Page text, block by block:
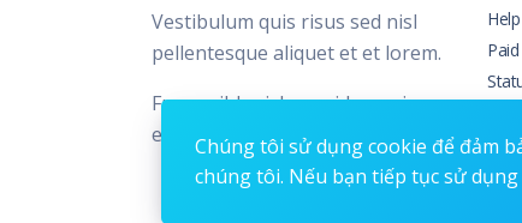
Vestibulum quis risus sed nisl
pellentesque aliquet et et lorem.
Fusce nibh nisl, gravida nec ipsum
eu, feugiat condimentum velit.
Chúng tôi sử dụng cookie để đảm
chúng tôi. Nếu bạn tiếp tục sử